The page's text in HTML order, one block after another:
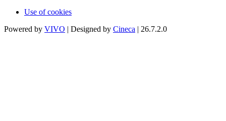
Use of cookies
Powered by VIVO | Designed by Cineca | 26.7.2.0